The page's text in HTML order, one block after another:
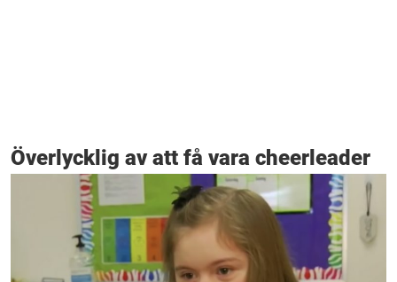
Överlycklig av att få vara cheerleader